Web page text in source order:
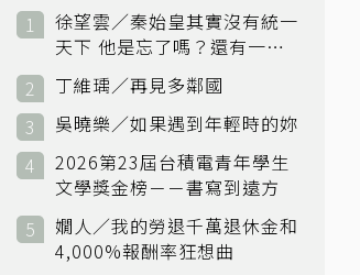
徐望雲／秦始皇其實沒有統一
天下 他是忘了嗎？還有一個
小國：衛國
丁維瑀／再見多鄰國
吳曉樂／如果遇到年輕時的妳
2026第23屆台積電青年學生
文學獎金榜－－書寫到遠方
嫺人／我的勞退千萬退休金和
4,000%報酬率狂想曲